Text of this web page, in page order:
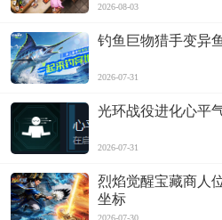
2026-08-03
钓鱼巨物猎手变异
2026-07-31
光环战役进化心平
2026-07-31
烈焰觉醒宝藏商人
坐标
2026-07-30